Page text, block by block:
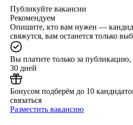
Публикуйте вакансии
Рекомендуем
Опишите, кто вам нужен —
свяжутся, вам останется только
Вы платите только за публикацию,
30 дней
Бонусом подберём до 10
связаться
Разместить вакансию